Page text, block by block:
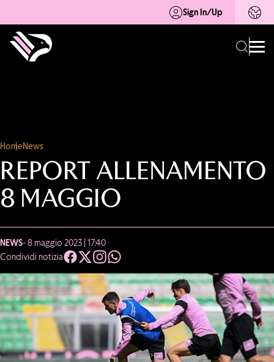
Sign In/Up
HomeNews
REPORT ALLENAMENTO
8 MAGGIO
NEWS- 8 maggio 2023 | 17:40
Condividi notizia